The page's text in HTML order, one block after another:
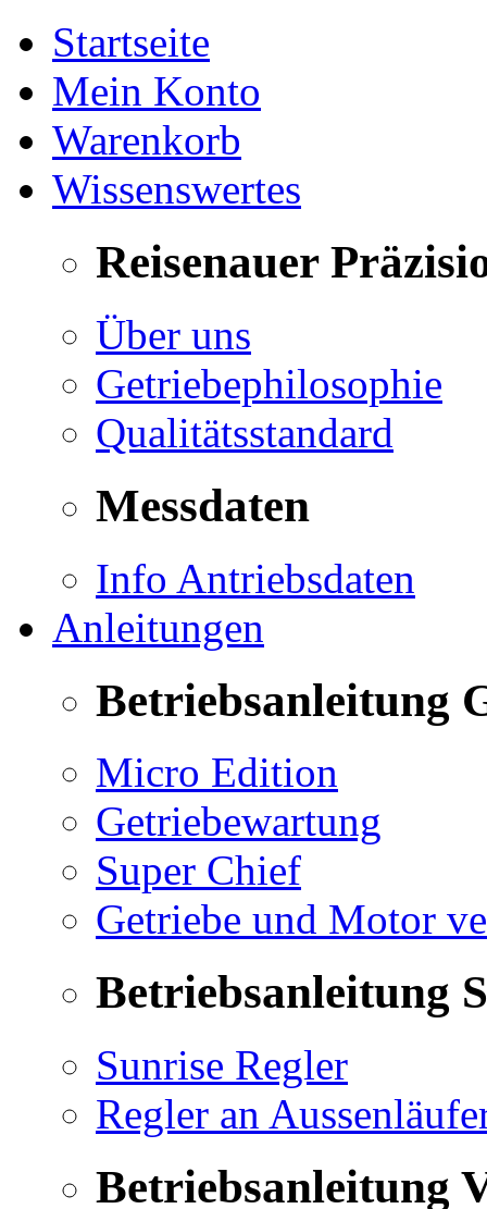
Startseite
Mein Konto
Warenkorb
Wissenswertes
Reisenauer
Über uns
Getriebephilosophie
Qualitätsstandard
Messdaten
Info Antriebsdaten
Anleitungen
Betriebsanleitung
Micro Edition
Getriebewartung
Super Chief
Getriebe und Motor
Betriebsanleitung
Sunrise Regler
Regler an
Betriebsanleitung